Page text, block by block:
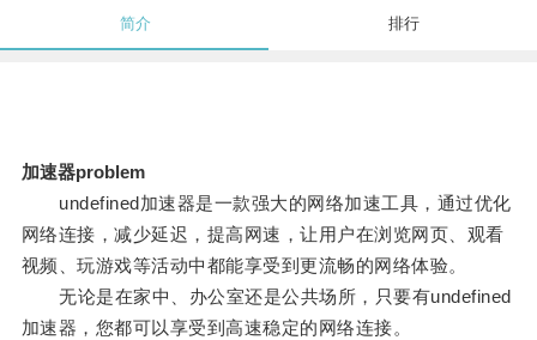
简介 排行
加速器problem
undefined加速器是一款强大的网络加速工具，通过优化
网络连接，减少延迟，提高网速，让用户在浏览网页、观看
视频、玩游戏等活动中都能享受到更流畅的网络体验。
无论是在家中、办公室还是公共场所，只要有undefined
加速器，您都可以享受到高速稳定的网络连接。